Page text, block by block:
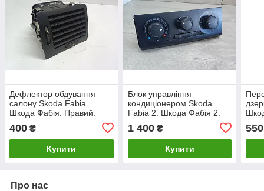
Дефлектор обдування
салону Skoda Fabia.
Шкода Фабія. Правий.
1999 – 2007. 6Y0819702.
400 ₴
Купити
Блок управління
кондиціонером Skoda
Fabia 2. Шкода Фабія 2.
2007 – 2014. 5J0820045.
1 400₴
Купити
550
Про нас